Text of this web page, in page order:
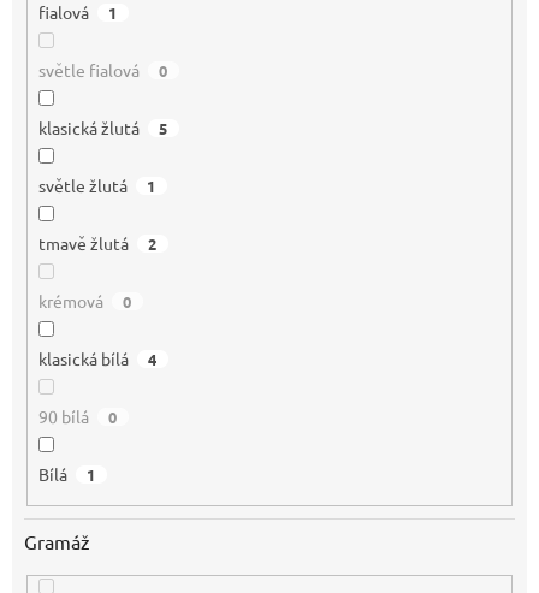
fialová 1
světle fialová 0
klasická žlutá 5
světle žlutá 1
tmavě žlutá 2
krémová 0
klasická bílá 4
90 bílá 0
Bílá 1
Gramáž